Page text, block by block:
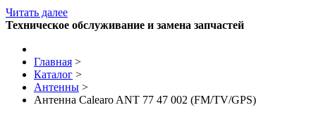
Читать далее
Техническое обслуживание и замена запчастей
Главная >
Каталог >
Антенны >
Антенна Calearo ANT 77 47 002 (FM/TV/GPS)